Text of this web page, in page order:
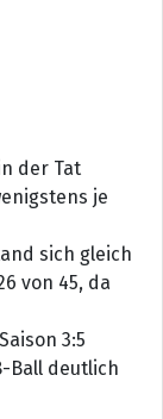
der Tat
je
sich gleich
von 45, da
3:5
Ball deutlich